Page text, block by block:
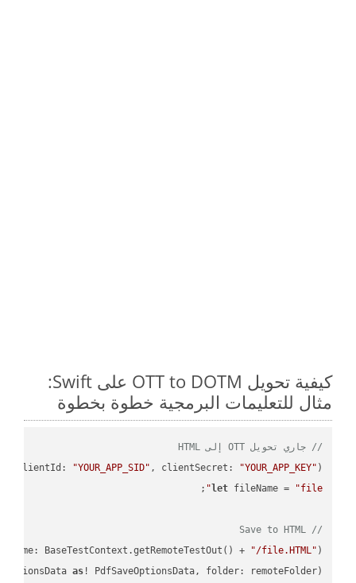
كيفية تحويل OTT to DOTM على Swift:
مثال للتعليمات البرمجية خطوة بخطوة
// جاري تحويل OTT إلى HTML
clientId: "YOUR_APP_SID" , clientSecret: "YOUR_APP_KEY" )
let fileName = "file"
// Save to HTML
BaseTestContext.getRemoteTestOut() +
"/file.HTML" );
as! PdfSaveOptionsData, folder: remoteFolder);